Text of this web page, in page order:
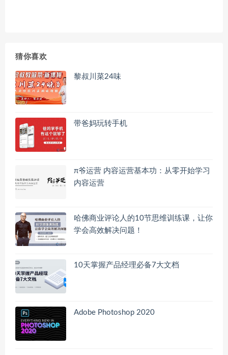
猜你喜欢
黎叔川菜24味
带爸妈玩转手机
π爷运营 内容运营基本功：从零开始学习
内容运营
哈佛商业评论人的10节思维训练课，让你
学会高效解决问题！
10天掌握产品经理必备7大文档
Adobe Photoshop 2020